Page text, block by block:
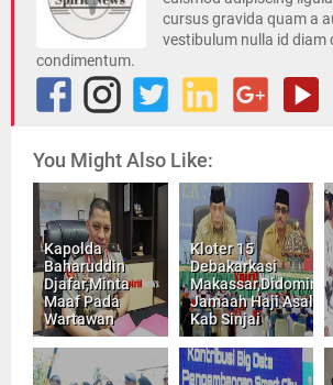
cursus gravida quam a
vestibulum nulla id diam
condimentum.
You Might Also Like:
Kapolda
Baharuddin
Djafar,Minta
Maaf Pada
Wartawan
Kloter 15
Debakarkasi
Jamaah Haji Asal
Kab Sinjai